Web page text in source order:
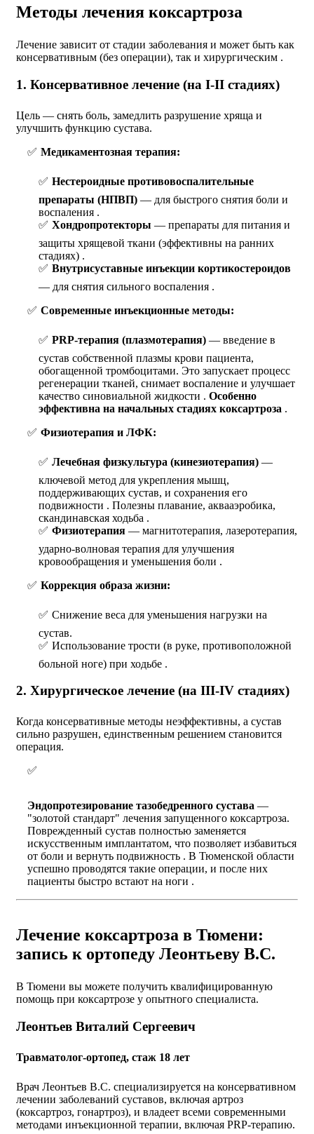
Методы лечения коксартроза
Лечение зависит от стадии заболевания и может быть как
консервативным (без операции), так и хирургическим .
1. Консервативное лечение (на I-II стадиях)
Цель — снять боль, замедлить разрушение хряща и
улучшить функцию сустава.
Медикаментозная терапия:
Нестероидные противовоспалительные
препараты (НПВП) — для быстрого снятия боли и
воспаления .
Хондропротекторы — препараты для питания и
защиты хрящевой ткани (эффективны на ранних
стадиях) .
Внутрисуставные инъекции кортикостероидов
— для снятия сильного воспаления .
Современные инъекционные методы:
PRP-терапия (плазмотерапия)— введение в
сустав собственной плазмы крови пациента,
обогащенной тромбоцитами. Это запускает процесс
регенерации тканей, снимает воспаление и улучшает
качество синовиальной жидкости . Особенно
эффективна на начальных стадиях коксартроза .
Физиотерапия и ЛФК:
Лечебная физкультура (кинезиотерапия)—
ключевой метод для укрепления мышц,
поддерживающих сустав, и сохранения его
подвижности . Полезны плавание, аквааэробика,
скандинавская ходьба .
Физиотерапия— магнитотерапия, лазеротерапия,
ударно-волновая терапия для улучшения
кровообращения и уменьшения боли .
Коррекция образа жизни:
Снижение веса для уменьшения нагрузки на
сустав.
Использование трости (в руке, противоположной
больной ноге) при ходьбе .
2. Хирургическое лечение (на III-IV стадиях)
Когда консервативные методы неэффективны, а сустав
сильно разрушен, единственным решением становится
операция.
Эндопротезирование тазобедренного сустава —
"золотой стандарт" лечения запущенного коксартроза.
Поврежденный сустав полностью заменяется
искусственным имплантатом, что позволяет избавиться
от боли и вернуть подвижность . В Тюменской области
успешно проводятся такие операции, и после них
пациенты быстро встают на ноги .
Лечение коксартроза в Тюмени:
запись к ортопеду Леонтьеву В.С.
В Тюмени вы можете получить квалифицированную
помощь при коксартрозе у опытного специалиста.
Леонтьев Виталий Сергеевич
Травматолог-ортопед, стаж 18 лет
Врач Леонтьев В.С. специализируется на консервативном
лечении заболеваний суставов, включая артроз
(коксартроз, гонартроз), и владеет всеми современными
методами инъекционной терапии, включая PRP-терапию.